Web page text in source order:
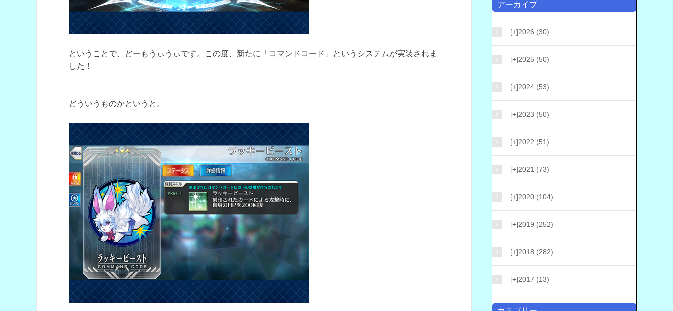
ということで、どーもうぃうぃです。この度、新たに「コマンドコード」というシステムが実装されま
した！
どういうものかというと。
アーカイブ
[+]2026 (30)
[+]2025 (50)
[+]2024 (53)
[+]2023 (50)
[+]2022 (51)
[+]2021 (73)
[+]2020 (104)
[+]2019 (252)
[+]2018 (282)
[+]2017 (13)